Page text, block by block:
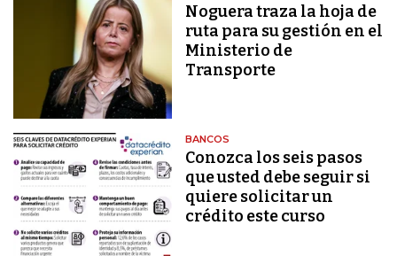
Noguera traza la hoja de
ruta para su gestión en el
Ministerio de
Transporte
BANCOS
Conozca los seis pasos
que usted debe seguir si
quiere solicitar un
crédito este curso